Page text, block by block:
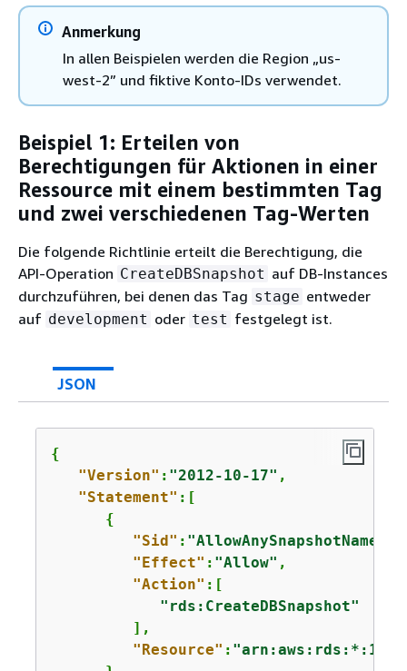
Anmerkung
In allen Beispielen werden die Region „us-
west-2” und fiktive Konto-IDs verwendet.
Beispiel 1: Erteilen von
Berechtigungen für Aktionen in einer
Ressource mit einem bestimmten Tag
und zwei verschiedenen Tag-Werten
Die folgende Richtlinie erteilt die Berechtigung, die
API-Operation CreateDBSnapshot auf DB-Instances
durchzuführen, bei denen das Tag stage entweder
auf development oder test festgelegt ist.
JSON
{
"Version" : "2012-10-17" ,
"Statement" :[
{
"Sid" : "AllowAnySnapshotName"
"Effect" : "Allow" ,
"Action" :[
"rds:CreateDBSnapshot"
         ],
"Resource" :